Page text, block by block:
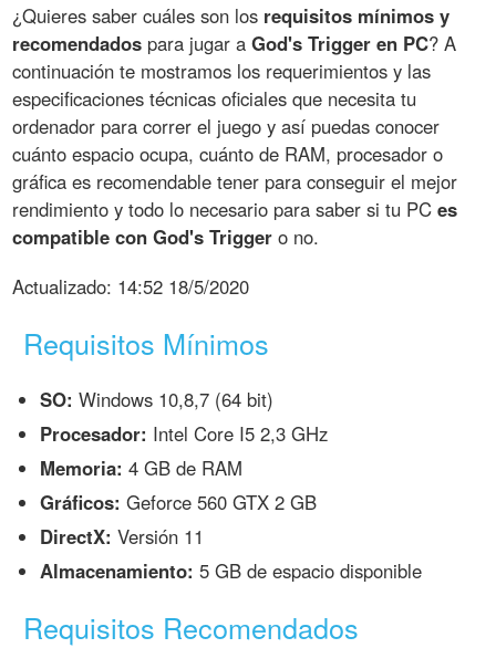
¿Quieres saber cuáles son los requisitos mínimos y
recomendados para jugar aGod's Trigger en PC? A
continuación te mostramos los requerimientos y las
especificaciones técnicas oficiales que necesita tu
ordenador para correr el juego y así puedas conocer
cuánto espacio ocupa, cuánto de RAM, procesador o
gráfica es recomendable tener para conseguir el mejor
rendimiento y todo lo necesario para saber si tu PCes
compatible con God's Trigger o no.
Actualizado: 14:52 18/5/2020
Requisitos Mínimos
SO: Windows 10,8,7 (64 bit)
Procesador: Intel Core I5 2,3 GHz
Memoria: 4 GB de RAM
Gráficos: Geforce 560 GTX 2 GB
DirectX: Versión 11
Almacenamiento: 5 GB de espacio disponible
Requisitos Recomendados